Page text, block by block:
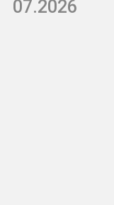
07.2026